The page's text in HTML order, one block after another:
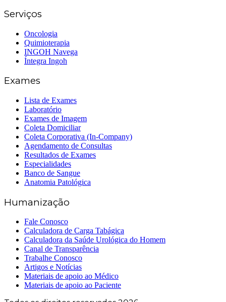
Serviços
Oncologia
Quimioterapia
INGOH Navega
Íntegra Ingoh
Exames
Lista de Exames
Laboratório
Exames de Imagem
Coleta Domiciliar
Coleta Corporativa (In-Company)
Agendamento de Consultas
Resultados de Exames
Especialidades
Banco de Sangue
Anatomia Patológica
Humanização
Fale Conosco
Calculadora de Carga Tabágica
Calculadora da Saúde Urológica do Homem
Canal de Transparência
Trabalhe Conosco
Artigos e Notícias
Materiais de apoio ao Médico
Materiais de apoio ao Paciente